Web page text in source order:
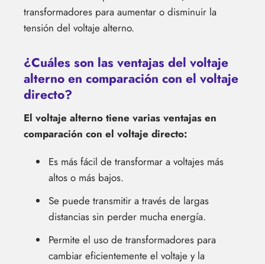
transformadores para aumentar o disminuir la
tensión del voltaje alterno.
¿Cuáles son las ventajas del voltaje
alterno en comparación con el voltaje
directo?
El voltaje alterno tiene varias ventajas en
comparación con el voltaje directo:
Es más fácil de transformar a voltajes más
altos o más bajos.
Se puede transmitir a través de largas
distancias sin perder mucha energía.
Permite el uso de transformadores para
cambiar eficientemente el voltaje y la